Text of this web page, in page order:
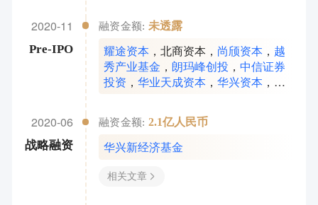
2020-11
Pre-IPO
融资金额: 未透露
耀途资本 ，北商资本 ， 尚颀资本 ， 越
秀产业基金 ，朗玛峰创投 ，中信证券
投资 ，华业天成资本 ，华兴资本 ， 宁
大兴投资 恒旭资本
本，凯联资本
2020-06
战略融资
融资金额: 2.1亿人民币
华兴新经济基金
相关文章